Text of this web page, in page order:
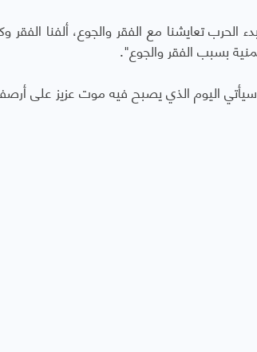
الحرب تعايشنا مع الفقر والجوع، ألفنا الفقر
بسبب الفقر والجوع".
اليوم الذي يصبح فيه موت عزيز على